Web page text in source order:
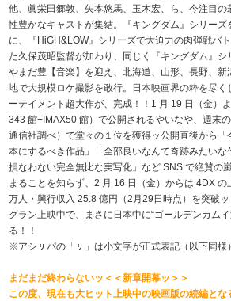
他、眞栄田郷敦、矢本悠馬、玉木宏、ら、今注目の
性豊かなキャストが集結。『キングダム』シリー
に、『HiGH&LOW』シリーズで大迫力の肉弾戦バ
た久保茂昭監督が加わり、同じく『キングダム』シ
やまだ豊【音楽】を迎え、北海道、山形、長野、新
地で大規模ロケ撮影を敢行。日本映画界の粋を尽く
ーテイメント超大作が、完成！！1 月 19 日（金）
343 館+IMAX50 館）で公開されるやいなや、週末
通信社調べ）で堂々の１位を獲得ッ公開直後から「
本にするべき作品」「全部良いなんて奇跡みたいな
損なわない完全無比な実写化」など SNS で絶賛の
まることを知らず、2 月 16 日（金）からは 4DX
万人・興行収入 25.8 億円（2月29日時点）を突破
グラン上映中で、まさに日本中に“ゴールデンカム
る！！
※アシㇼパの「ㇼ」は小文字が正式表記（以下同様）
まだまだ終わらないッ ＜＜新章開幕ッ ＞＞
この度、現在も大ヒット上映中の映画版の続編と